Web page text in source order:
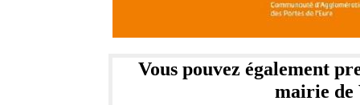
Vous pouvez également
mairie de